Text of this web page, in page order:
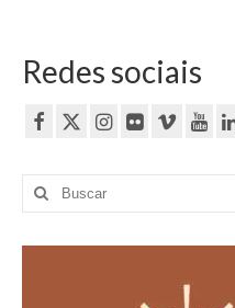
Redes sociais
Buscar
por: